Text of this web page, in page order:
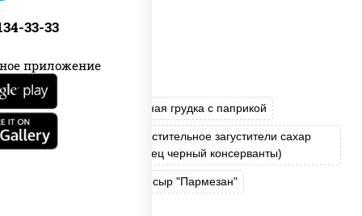
33-33
приложение
салат "Айсберг" куриная грудка с паприкой
соус "Цезарь" (масло растительное загустители сахар
яйца чеснок специи перец черный консерванты)
сыр "Пармезан"